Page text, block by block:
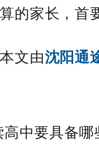
的家长，首
文由沈阳通
中要具备哪